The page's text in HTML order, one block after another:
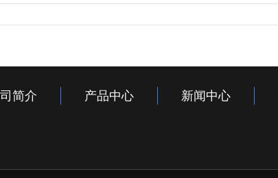
简介 产品中心 新闻中心